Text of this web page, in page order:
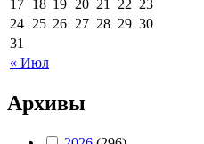
« Июл
17 18 19 20 21 22 23
24 25 26 27 28 29 30
31
Архивы